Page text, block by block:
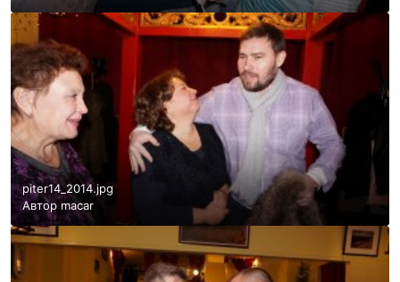
piter14_2014.jpg
Автор macar